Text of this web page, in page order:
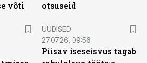
võti
otsuseid
UUDISED
27.07.26, 09:56
Piisav iseseisvus tagab